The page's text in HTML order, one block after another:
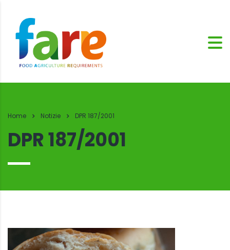
Home Notizie DPR 187/2001
DPR 187/2001